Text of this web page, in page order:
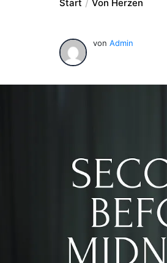
Start Von Herzen
von Admin